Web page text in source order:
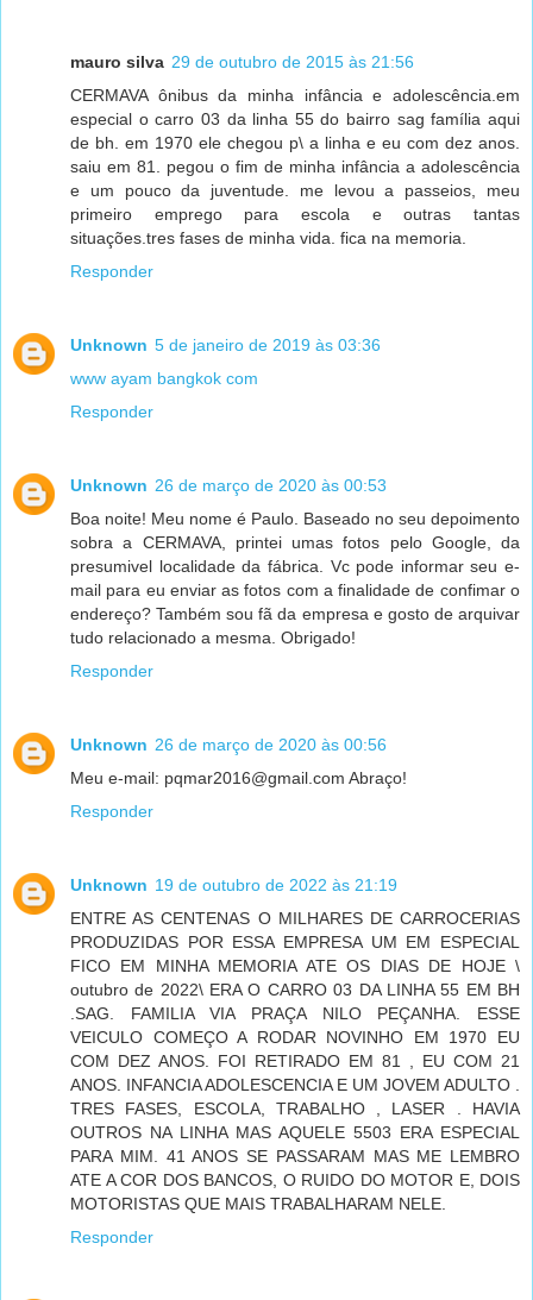
mauro silva 29 de outubro de 2015 às 21:56
CERMAVA ônibus da minha infância e adolescência.em
especial o carro 03 da linha 55 do bairro sag família aqui
de bh. em 1970 ele chegou p\ a linha e eu com dez anos.
saiu em 81. pegou o fim de minha infância a adolescência
e um pouco da juventude. me levou a passeios, meu
primeiro emprego para escola e outras tantas
situações.tres fases de minha vida. fica na memoria.
Responder
Unknown 5 de janeiro de 2019 às 03:36
www ayam bangkok com
Responder
Unknown 26 de março de 2020 às 00:53
Boa noite! Meu nome é Paulo. Baseado no seu depoimento
sobra a CERMAVA, printei umas fotos pelo Google, da
presumivel localidade da fábrica. Vc pode informar seu e-
mail para eu enviar as fotos com a finalidade de confimar o
endereço? Também sou fã da empresa e gosto de arquivar
tudo relacionado a mesma. Obrigado!
Responder
Unknown 26 de março de 2020 às 00:56
Meu e-mail: pqmar2016@gmail.com Abraço!
Responder
Unknown 19 de outubro de 2022 às 21:19
ENTRE AS CENTENAS O MILHARES DE CARROCERIAS
PRODUZIDAS POR ESSA EMPRESA UM EM ESPECIAL
FICO EM MINHA MEMORIA ATE OS DIAS DE HOJE \
outubro de 2022\ ERA O CARRO 03 DA LINHA 55 EM BH
.SAG. FAMILIA VIA PRAÇA NILO PEÇANHA. ESSE
VEICULO COMEÇO A RODAR NOVINHO EM 1970 EU
COM DEZ ANOS. FOI RETIRADO EM 81 , EU COM 21
ANOS. INFANCIA ADOLESCENCIA E UM JOVEM ADULTO .
TRES FASES, ESCOLA, TRABALHO , LASER . HAVIA
OUTROS NA LINHA MAS AQUELE 5503 ERA ESPECIAL
PARA MIM. 41 ANOS SE PASSARAM MAS ME LEMBRO
ATE A COR DOS BANCOS, O RUIDO DO MOTOR E, DOIS
MOTORISTAS QUE MAIS TRABALHARAM NELE.
Responder